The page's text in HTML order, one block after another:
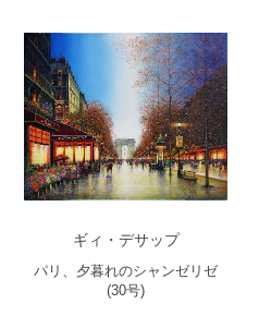
ギィ・デサップ
パリ、夕暮れのシャンゼリゼ
(30号)